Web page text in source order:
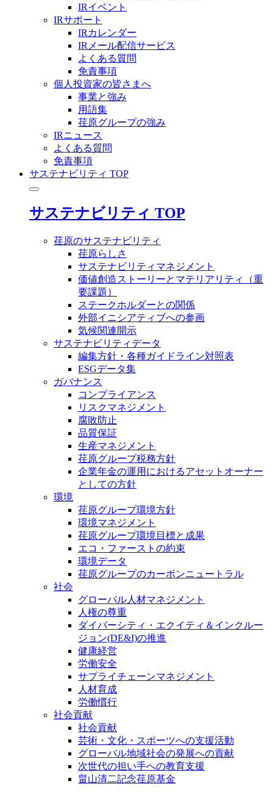
IRイベント
IRサポート
IRカレンダー
IRメール配信サービス
よくある質問
免責事項
個人投資家の皆さまへ
事業と強み
用語集
荏原グループの強み
IRニュース
よくある質問
免責事項
サステナビリティ TOP
サステナビリティ TOP
荏原のサステナビリティ
荏原らしさ
サステナビリティマネジメント
価値創造ストーリーとマテリアリティ（重
要課題）
ステークホルダーとの関係
外部イニシアティブへの参画
気候関連開示
サステナビリティデータ
編集方針・各種ガイドライン対照表
ESGデータ集
ガバナンス
コンプライアンス
リスクマネジメント
腐敗防止
品質保証
生産マネジメント
荏原グループ税務方針
企業年金の運用におけるアセットオーナー
としての方針
環境
荏原グループ環境方針
環境マネジメント
荏原グループ環境目標と成果
エコ・ファーストの約束
環境データ
荏原グループのカーボンニュートラル
社会
グローバル人材マネジメント
人権の尊重
ダイバーシティ・エクイティ＆インクルー
ジョン(DE&I)の推進
健康経営
労働安全
サプライチェーンマネジメント
人材育成
労働慣行
社会貢献
社会貢献
芸術・文化・スポーツへの支援活動
グローバル地域社会の発展への貢献
次世代の担い手への教育支援
畠山清二記念荏原基金